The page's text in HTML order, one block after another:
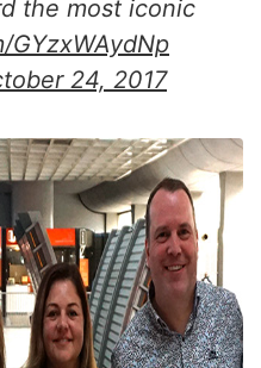
the most iconic
24, 2017